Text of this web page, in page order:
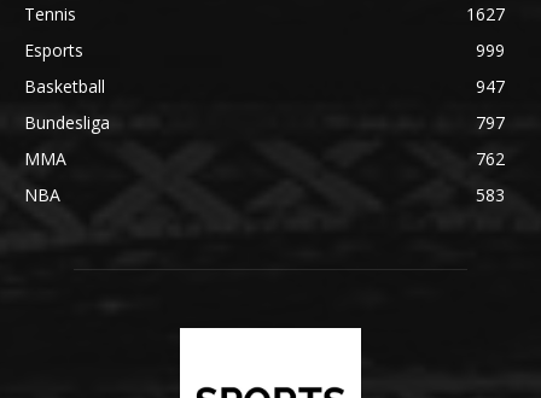
Tennis
1627
Esports
999
Basketball
947
Bundesliga
797
MMA
762
NBA
583